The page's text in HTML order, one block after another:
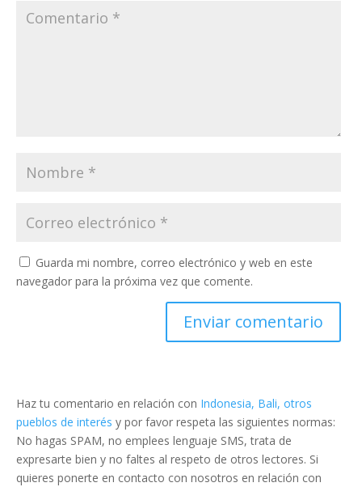
Guarda mi nombre, correo electrónico y web en este
navegador para la próxima vez que comente.
Haz tu comentario en relación con Indonesia, Bali, otros
pueblos de interés y por favor respeta las siguientes normas:
No hagas SPAM, no emplees lenguaje SMS, trata de
expresarte bien y no faltes al respeto de otros lectores. Si
quieres ponerte en contacto con nosotros en relación con